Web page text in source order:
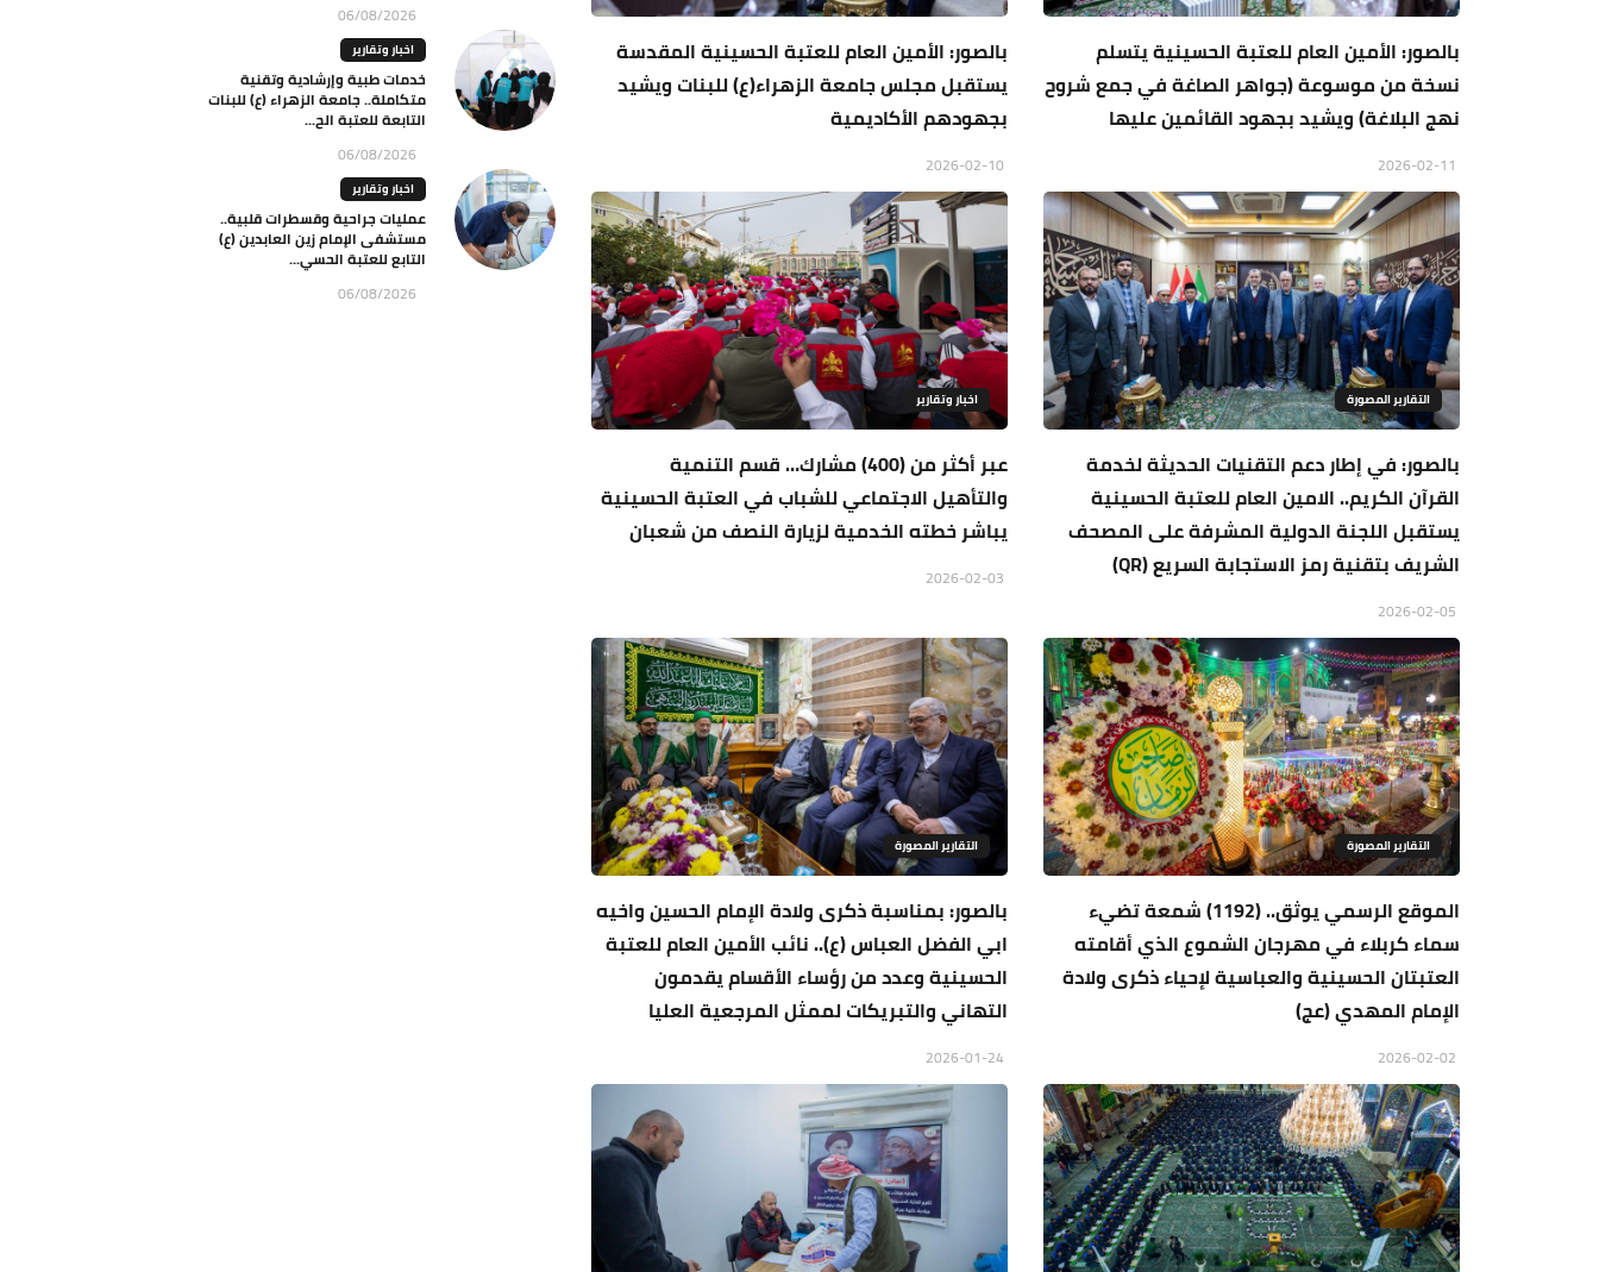
بالصور: الأمين العام للعتبة الحسينية يتسلم
نسخة من موسوعة (جواهر الصاغة في جمع شروح
نهج البلاغة) ويشيد بجهود القائمين عليها
بالصور: الأمين العام للعتبة الحسينية المقدسة
يستقبل مجلس جامعة الزهراء(ع) للبنات ويشيد
بجهودهم الأكاديمية
التقارير المصورة
بالصور: في إطار دعم التقنيات الحديثة لخدمة
القرآن الكريم.. الامين العام للعتبة الحسينية
يستقبل اللجنة الدولية المشرفة على المصحف
الشريف بتقنية رمز الاستجابة السريع (QR)
اخبار وتقارير
عبر أكثر من (400) مشارك… قسم التنمية
والتأهيل الاجتماعي للشباب في العتبة الحسينية
يباشر خطته الخدمية لزيارة النصف من شعبان
التقارير المصورة
الموقع الرسمي يوثق.. (1192) شمعة تضيء
سماء كربلاء في مهرجان الشموع الذي أقامته
العتبتان الحسينية والعباسية لإحياء ذكرى ولادة
الإمام المهدي (عج)
التقارير المصورة
بالصور: بمناسبة ذكرى ولادة الإمام الحسين واخيه
ابي الفضل العباس (ع).. نائب الأمين العام للعتبة
الحسينية وعدد من رؤساء الأقسام يقدمون
التهاني والتبريكات لممثل المرجعية العليا
06/08/2026
اخبار وتقارير
خدمات طبية وإرشادية وتقنية
متكاملة.. جامعة الزهراء (ع) للبنات
التابعة للعتبة الح...
06/08/2026
اخبار وتقارير
عمليات جراحية وقسطرات قلبية..
مستشفى الإمام زين العابدين (ع)
التابع للعتبة الحسي...
06/08/2026